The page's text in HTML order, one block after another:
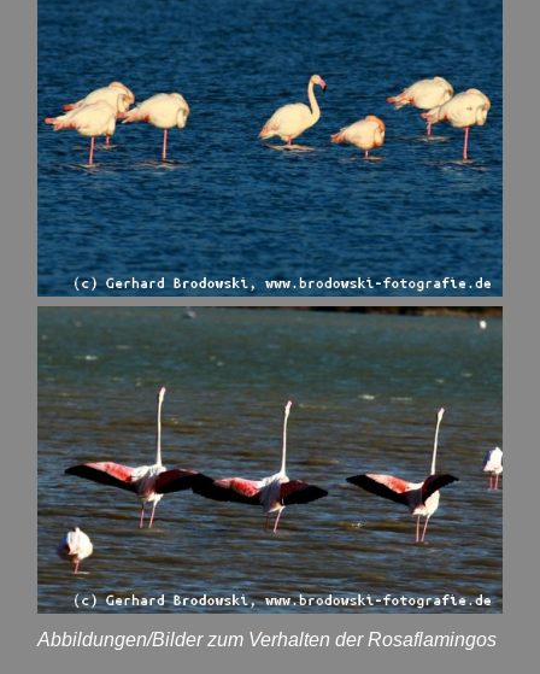
Abbildungen/Bilder zum Verhalten der Rosaflamingos